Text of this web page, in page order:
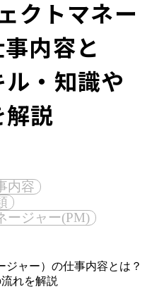
クトマネー
内容と
・知識や
解説
内容
ージャー(PM)